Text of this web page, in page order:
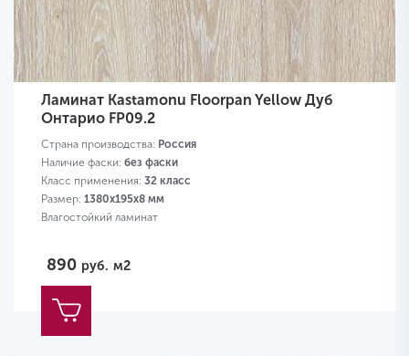
Ламинат Kastamonu Floorpan Yellow Дуб
Онтарио FP09.2
Страна производства: Россия
Наличие фаски: без фаски
Класс применения: 32 класс
Размер: 1380х195х8 мм
Влагостойкий ламинат
890 руб. м2